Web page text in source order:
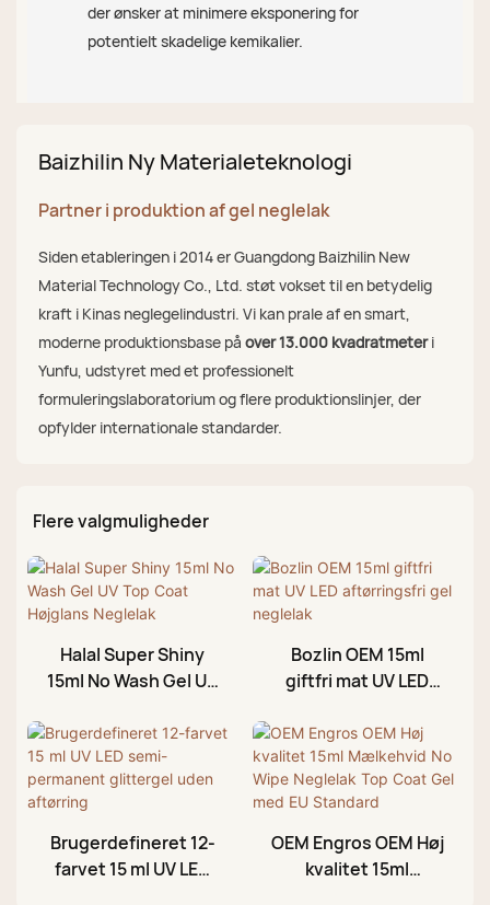
der ønsker at minimere eksponering for
potentielt skadelige kemikalier.
Baizhilin Ny Materialeteknologi
Partner i produktion af gel neglelak
Siden etableringen i 2014 er Guangdong Baizhilin New
Material Technology Co., Ltd. støt vokset til en betydelig
kraft i Kinas neglegelindustri. Vi kan prale af en smart,
moderne produktionsbase på over 13.000 kvadratmeteri
Yunfu, udstyret med et professionelt
formuleringslaboratorium og flere produktionslinjer, der
opfylder internationale standarder.
Flere valgmuligheder
Halal Super Shiny
15ml No Wash Gel UV
Neglelak
Bozlin OEM 15ml
giftfri mat UV LED
neglelak
Brugerdefineret 12-
farvet 15 ml UV LED
OEM Engros OEM Høj
kvalitet 15ml